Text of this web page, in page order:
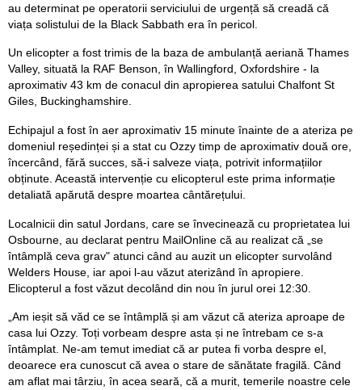
au determinat pe operatorii serviciului de urgență să creadă că
viața solistului de la Black Sabbath era în pericol.
Un elicopter a fost trimis de la baza de ambulanță aeriană Thames
Valley, situată la RAF Benson, în Wallingford, Oxfordshire - la
aproximativ 43 km de conacul din apropierea satului Chalfont St
Giles, Buckinghamshire.
Echipajul a fost în aer aproximativ 15 minute înainte de a ateriza pe
domeniul reședinței și a stat cu Ozzy timp de aproximativ două ore,
încercând, fără succes, să-i salveze viața, potrivit informațiilor
obținute. Această intervenție cu elicopterul este prima informație
detaliată apărută despre moartea cântărețului.
Localnicii din satul Jordans, care se învecinează cu proprietatea lui
Osbourne, au declarat pentru MailOnline că au realizat că „se
întâmplă ceva grav" atunci când au auzit un elicopter survolând
Welders House, iar apoi l-au văzut aterizând în apropiere.
Elicopterul a fost văzut decolând din nou în jurul orei 12:30.
„Am ieșit să văd ce se întâmplă și am văzut că ateriza aproape de
casa lui Ozzy. Toți vorbeam despre asta și ne întrebam ce s-a
întâmplat. Ne-am temut imediat că ar putea fi vorba despre el,
deoarece era cunoscut că avea o stare de sănătate fragilă. Când
am aflat mai târziu, în acea seară, că a murit, temerile noastre cele